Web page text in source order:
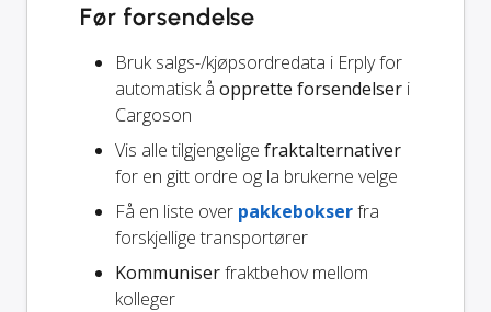
Før forsendelse
Bruk salgs-/kjøpsordredata i Erply for
automatisk å opprette forsendelser i
Cargoson
Vis alle tilgjengelige fraktalternativer
for en gitt ordre og la brukerne velge
Få en liste over pakkebokserfra
forskjellige transportører
Kommuniserfraktbehov mellom
kolleger